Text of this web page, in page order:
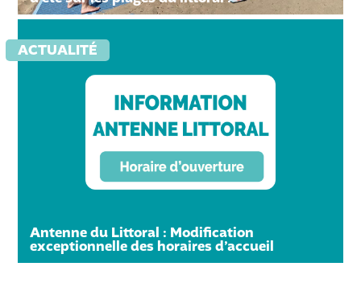
ACTUALITÉ
Antenne du Littoral : Modification
exceptionnelle des horaires d’accueil